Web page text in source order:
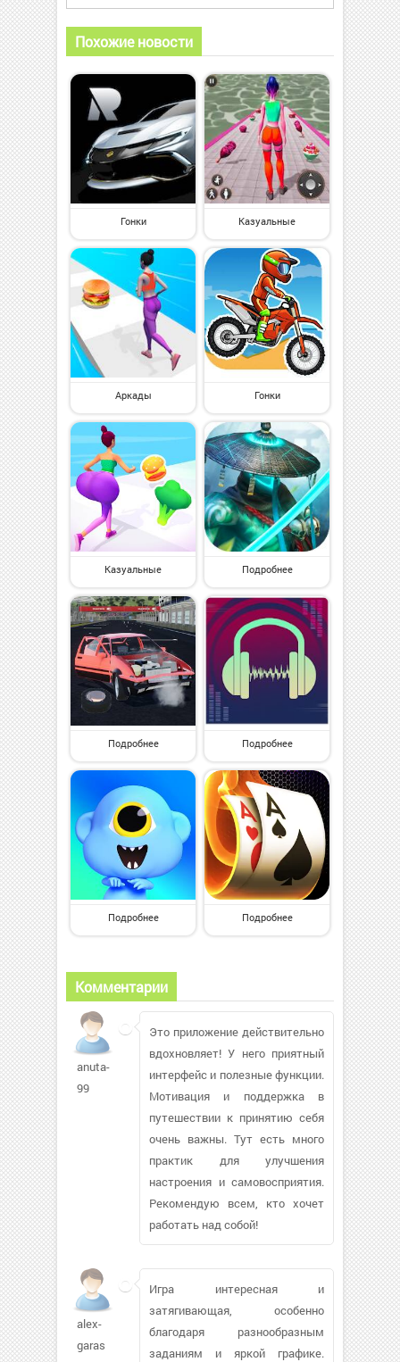
Похожие новости
Гонки Казуальные
Аркады Гонки
Казуальные Подробнее
Подробнее Подробнее
Подробнее Подробнее
Комментарии
anuta-
99
Это приложение действительно
вдохновляет! У него приятный
интерфейс и полезные функции.
Мотивация и поддержка в
путешествии к принятию себя
очень важны. Тут есть много
практик для улучшения
настроения и самовосприятия.
Рекомендую всем, кто хочет
работать над собой!
alex-
garas
Игра интересная и
затягивающая, особенно
благодаря разнообразным
заданиям и яркой графике.